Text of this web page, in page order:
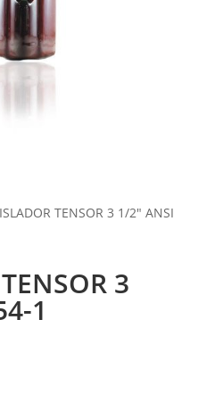
TENSOR 3 1/2″ ANSI
3
1